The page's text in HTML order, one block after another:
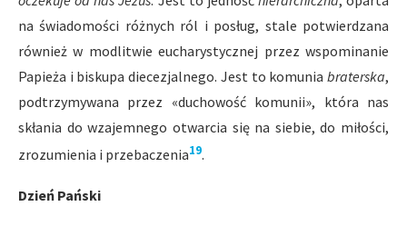
na świadomości różnych ról i posług, stale potwierdzana
również w modlitwie eucharystycznej przez wspominanie
Papieża i biskupa diecezjalnego. Jest to komunia braterska,
podtrzymywana przez «duchowość komunii», która nas
skłania do wzajemnego otwarcia się na siebie, do miłości,
zrozumienia i przebaczenia19.
Dzień Pański